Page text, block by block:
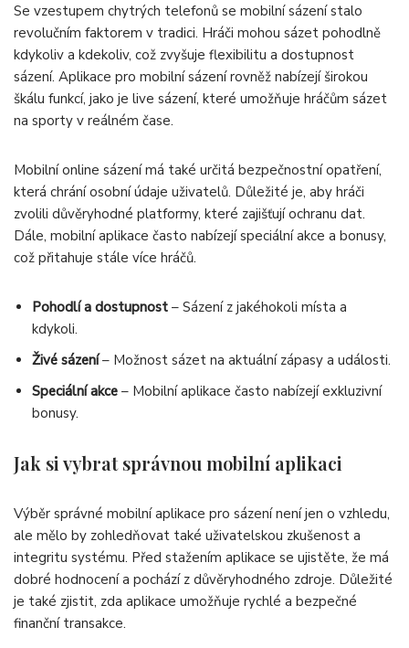
Se vzestupem chytrých telefonů se mobilní sázení stalo
revolučním faktorem v tradici. Hráči mohou sázet pohodlně
kdykoliv a kdekoliv, což zvyšuje flexibilitu a dostupnost
sázení. Aplikace pro mobilní sázení rovněž nabízejí širokou
škálu funkcí, jako je live sázení, které umožňuje hráčům sázet
na sporty v reálném čase.
Mobilní online sázení má také určitá bezpečnostní opatření,
která chrání osobní údaje uživatelů. Důležité je, aby hráči
zvolili důvěryhodné platformy, které zajišťují ochranu dat.
Dále, mobilní aplikace často nabízejí speciální akce a bonusy,
což přitahuje stále více hráčů.
Pohodlí a dostupnost – Sázení z jakéhokoli místa a
kdykoli.
Živé sázení– Možnost sázet na aktuální zápasy a události.
Speciální akce – Mobilní aplikace často nabízejí exkluzivní
bonusy.
Jak si vybrat správnou mobilní aplikaci
Výběr správné mobilní aplikace pro sázení není jen o vzhledu,
ale mělo by zohledňovat také uživatelskou zkušenost a
integritu systému. Před stažením aplikace se ujistěte, že má
dobré hodnocení a pochází z důvěryhodného zdroje. Důležité
je také zjistit, zda aplikace umožňuje rychlé a bezpečné
finanční transakce.